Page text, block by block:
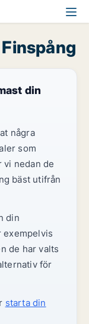
din
några
som
vi nedan de
bäst utifrån
din
exempelvis
de har valts
för
starta din